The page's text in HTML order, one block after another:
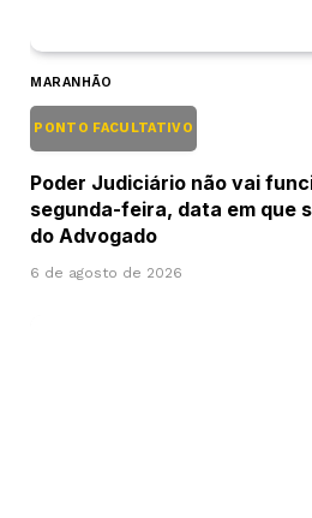
MARANHÃO
PONTO FACULTATIVO
Poder Judiciário não vai
segunda-feira, data em que
do Advogado
6 de agosto de 2026